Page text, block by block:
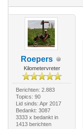
Roepers
Kilometervreter
Berichten: 2.883
Topics: 90
Lid sinds: Apr 2017
Bedankt: 3087
3333 x bedankt in
1413 berichten